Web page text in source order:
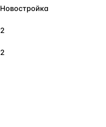
Новостройка
2
2